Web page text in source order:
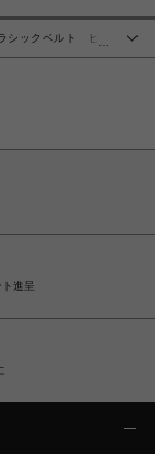
シックベルト ピン
進呈